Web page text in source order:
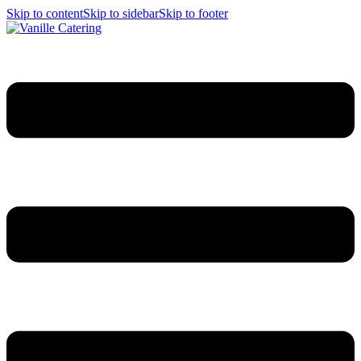
Skip to contentSkip to sidebarSkip to footer